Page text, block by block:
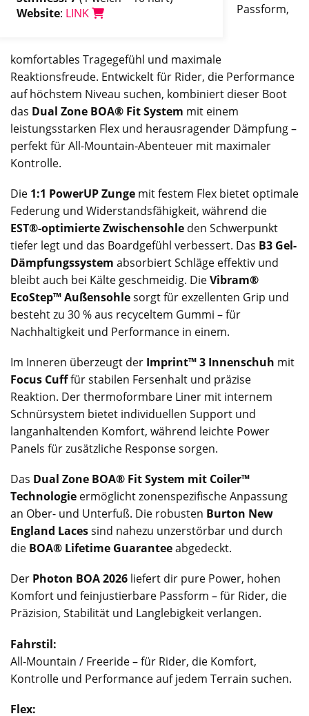
Website: LINK
Passform,
komfortables Tragegefühl und maximale
Reaktionsfreude. Entwickelt für Rider, die Performance
auf höchstem Niveau suchen, kombiniert dieser Boot
das Dual Zone BOA® Fit System mit einem
leistungsstarken Flex und herausragender Dämpfung –
perfekt für All-Mountain-Abenteuer mit maximaler
Kontrolle.
Die 1:1 PowerUP Zunge mit festem Flex bietet optimale
Federung und Widerstandsfähigkeit, während die
EST®-optimierte Zwischensohle den Schwerpunkt
tiefer legt und das Boardgefühl verbessert. Das B3 Gel-
Dämpfungssystem absorbiert Schläge effektiv und
bleibt auch bei Kälte geschmeidig. DieVibram®
EcoStep™ Außensohlesorgt für exzellenten Grip und
besteht zu 30 % aus recyceltem Gummi – für
Nachhaltigkeit und Performance in einem.
Im Inneren überzeugt der Imprint™ 3 Innenschuh mit
Focus Cufffür stabilen Fersenhalt und präzise
Reaktion. Der thermoformbare Liner mit internem
Schnürsystem bietet individuellen Support und
langanhaltenden Komfort, während leichte Power
Panels für zusätzliche Response sorgen.
Das Dual Zone BOA® Fit System mit Coiler™
Technologie ermöglicht zonenspezifische Anpassung
an Ober- und Unterfuß. Die robusten Burton New
England Lacessind nahezu unzerstörbar und durch
die BOA® Lifetime Guaranteeabgedeckt.
Der Photon BOA 2026 liefert dir pure Power, hohen
Komfort und feinjustierbare Passform – für Rider, die
Präzision, Stabilität und Langlebigkeit verlangen.
Fahrstil:
All-Mountain / Freeride – für Rider, die Komfort,
Kontrolle und Performance auf jedem Terrain suchen.
Flex: